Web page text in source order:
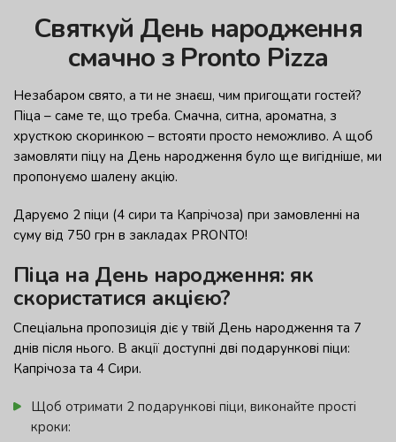
Святкуй День народження
смачно з Pronto Pizza
Незабаром свято, а ти не знаєш, чим пригощати гостей?
Піца – саме те, що треба. Смачна, ситна, ароматна, з
хрусткою скоринкою – встояти просто неможливо. А щоб
замовляти піцу на День народження було ще вигідніше, ми
пропонуємо шалену акцію.
Даруємо 2 піци (4 сири та Капрічоза) при замовленні на
суму від 750 грн в закладах PRONTO!
Піца на День народження: як
скористатися акцією?
Спеціальна пропозиція діє у твій День народження та 7
днів після нього. В акції доступні дві подарункові піци:
Капрічоза та 4 Сири.
Щоб отримати 2 подарункові піци, виконайте прості
кроки: